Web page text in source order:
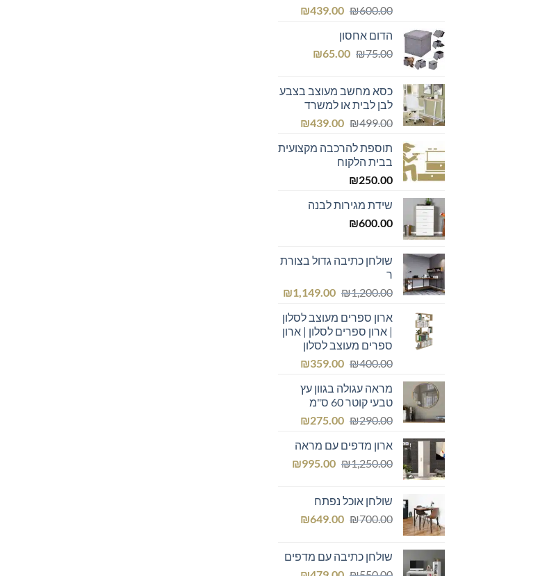
₪600.00
המחיר
היה:
₪600.00.
₪439.00
המחיר
הדום אחסון
₪75.00
המחיר
₪75.00.
₪65.00
המחיר
₪65.00.
כסא מחשב מעוצב בצבע
לבן לבית או למשרד
₪499.00
המחיר
היה:
₪499.00.
₪439.00
המחיר
הוא:
תוספת להרכבה מקצועית
בבית הלקוח
₪250.00
שידת מגירות לבנה
₪600.00
שולחן כתיבה גדול בצורת
ר
₪1,200.00
המחיר
היה:
₪1,200.00.
₪1,149.00
המחיר
הוא:
₪1,149.00.
ארון ספרים מעוצב לסלון
| ארון ספרים לסלון | ארון
ספרים מעוצב לסלון
₪400.00
המחיר
היה:
₪400.00.
₪359.00
המחיר
הוא:מראה עגולה בגוון עץ
טבעי קוטר 60 ס"מ
₪290.00
המחיר
היה:
₪290.00.
₪275.00
המחיר
הוא:
₪275.00.
ארון מדפים עם מראה
₪1,250.00
המחיר
₪1,250.00.
₪995.00
המחיר
שולחן אוכל נפתח
₪700.00
המחיר
₪700.00.
₪649.00
המחיר
₪649.00.שולחן כתיבה עם מדפים